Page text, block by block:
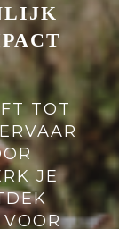
TOT
JE